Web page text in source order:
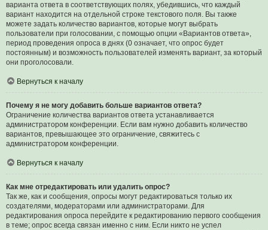
варианта ответа в соответствующих полях, убедившись, что каждый
вариант находится на отдельной строке текстового поля. Вы также
можете задать количество вариантов, которые могут выбрать
пользователи при голосовании, с помощью опции «Вариантов ответа»,
период проведения опроса в днях (0 означает, что опрос будет
постоянным) и возможность пользователей изменять вариант, за который
они проголосовали.
Вернуться к началу
Почему я не могу добавить больше вариантов ответа?
Ограничение количества вариантов ответа устанавливается
администратором конференции. Если вам нужно добавить количество
вариантов, превышающее это ограничение, свяжитесь с
администратором конференции.
Вернуться к началу
Как мне отредактировать или удалить опрос?
Так же, как и сообщения, опросы могут редактироваться только их
создателями, модераторами или администраторами. Для
редактирования опроса перейдите к редактированию первого сообщения
в теме; опрос всегда связан именно с ним. Если никто не успел